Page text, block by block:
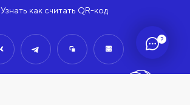
?
Узнать как считать QR-код